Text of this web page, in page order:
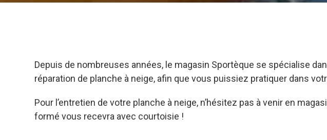
Depuis de nombreuses années, le magasin Sportèque se spécialise
réparation de planche à neige, afin que vous puissiez pratiquer dans
Pour l’entretien de votre planche à neige, n’hésitez pas à venir en
formé vous recevra avec courtoisie !